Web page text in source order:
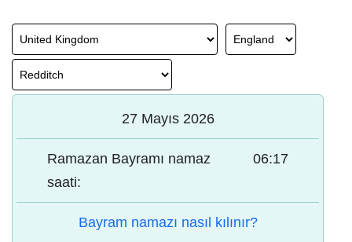
27 Mayıs 2026
Ramazan Bayramı namaz
saati:
06:17
Bayram namazı nasıl kılınır?